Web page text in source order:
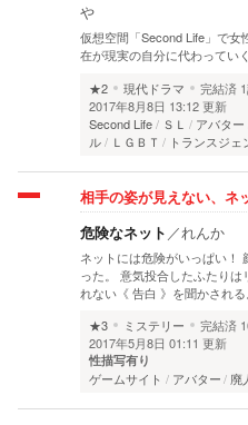
や
仮想空間「Second Life」で
在が現実の自分に代わってい
★2
現代ドラマ 完結済
2017年8月8日 13:12 更新
Second Life
ＳＬ アバター
ル
ＬＧＢＴ トランスジェ
相手の姿が見えない、ネ
危険なネット ／れんか
ネットには危険がいっぱい！
った。 意気投合したふたり
れない《 告白 》を聞かされ
★3
ミステリー 完結済
2017年5月8日 01:11 更新
性描写有り
ゲームサイト アバター 廃